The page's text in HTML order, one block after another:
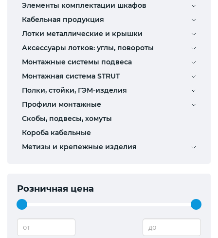
Элементы комплектации шкафов
Кабельная продукция
Лотки металлические и крышки
Аксессуары лотков: углы, повороты
Монтажные системы подвеса
Монтажная система STRUT
Полки, стойки, ГЭМ-изделия
Профили монтажные
Скобы, подвесы, хомуты
Короба кабельные
Метизы и крепежные изделия
Розничная цена
от до